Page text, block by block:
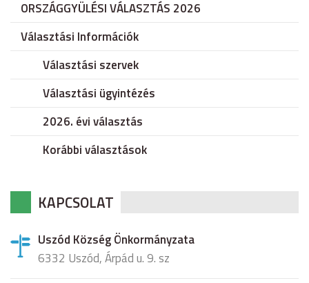
ORSZÁGGYÜLÉSI VÁLASZTÁS 2026
Választási Információk
Választási szervek
Választási ügyintézés
2026. évi választás
Korábbi választások
KAPCSOLAT
Uszód Község Önkormányzata
6332 Uszód, Árpád u. 9. sz